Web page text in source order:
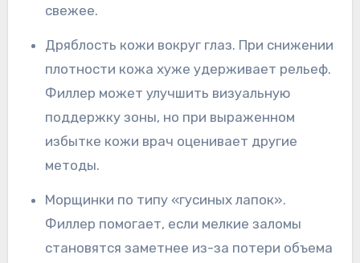
свежее.
Дряблость кожи вокруг глаз. При снижении
плотности кожа хуже удерживает рельеф.
Филлер может улучшить визуальную
поддержку зоны, но при выраженном
избытке кожи врач оценивает другие
методы.
Морщинки по типу «гусиных лапок».
Филлер помогает, если мелкие заломы
становятся заметнее из-за потери объема